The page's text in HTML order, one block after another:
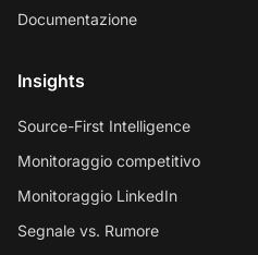
Documentazione
Insights
Source-First Intelligence
Monitoraggio competitivo
Monitoraggio LinkedIn
Segnale vs. Rumore